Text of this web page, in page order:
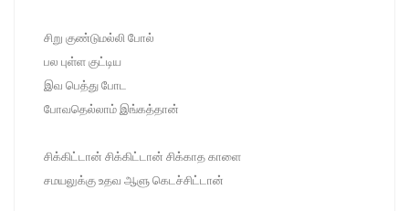
சிறு குண்டுமல்லி போல்
பல புள்ள குட்டிய
இவ பெத்து போட
போவதெல்லாம் இங்கத்தான்
சிக்கிட்டான் சிக்கிட்டான் சிக்காத காளை
சமயலுக்கு உதவ ஆளு கெடச்சிட்டான்